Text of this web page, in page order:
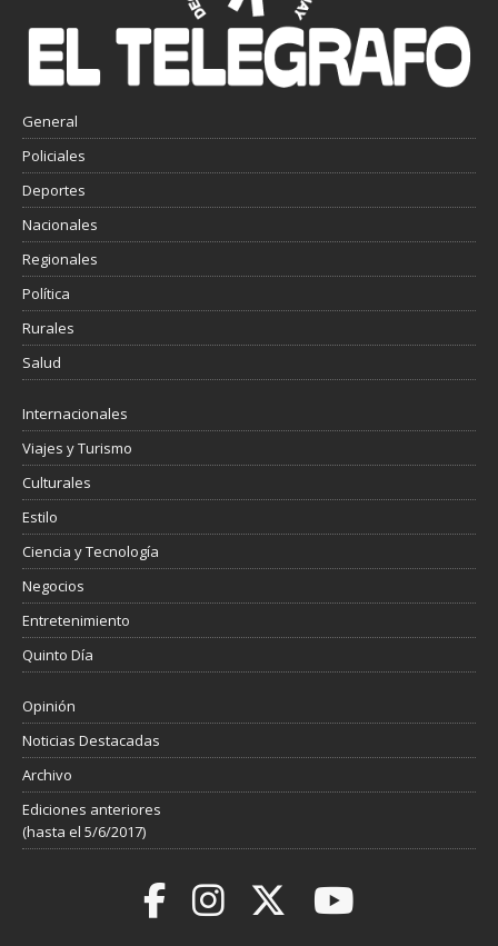
General
Policiales
Deportes
Nacionales
Regionales
Política
Rurales
Salud
Internacionales
Viajes y Turismo
Culturales
Estilo
Ciencia y Tecnología
Negocios
Entretenimiento
Quinto Día
Opinión
Noticias Destacadas
Archivo
Ediciones anteriores
(hasta el 5/6/2017)